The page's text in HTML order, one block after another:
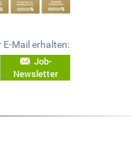
Mail erhalten:
Job-
Newsletter